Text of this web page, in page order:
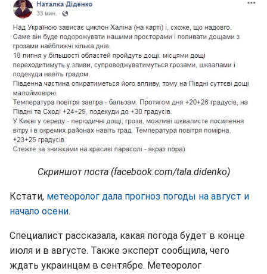
Скриншот поста (facebook.com/tala.didenko)
Кстати, метеоролог дала прогноз погоды на август и
начало осени.
Специалист рассказала, какая погода будет в конце
июля и в августе. Также эксперт сообщила, чего
ждать украинцам в сентябре. Метеоролог